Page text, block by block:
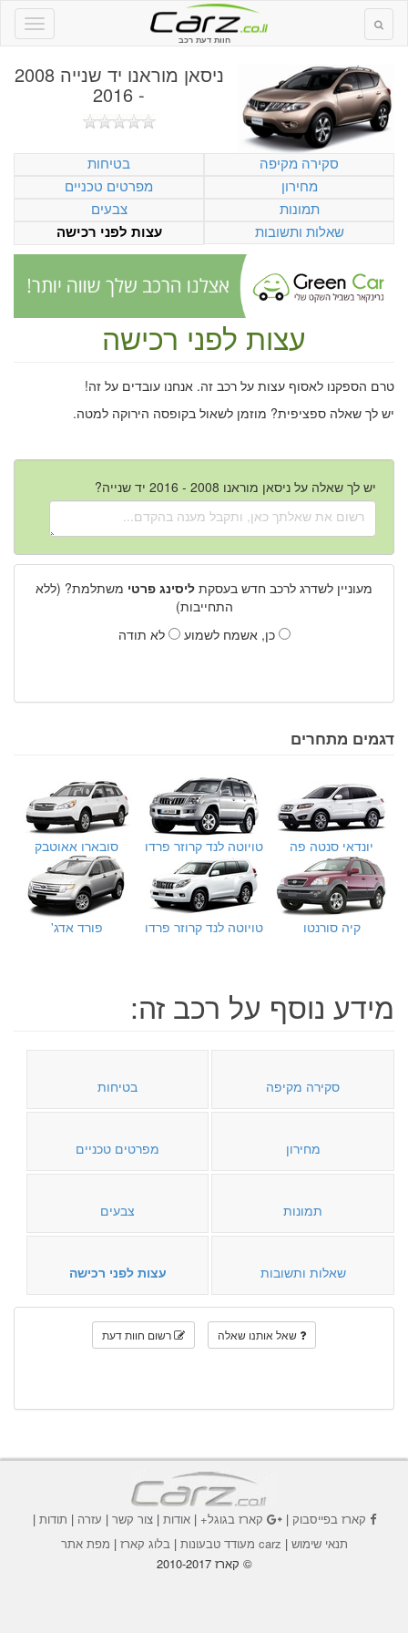
חוות דעת רכב
ניסאן מוראנו יד שנייה 2008
- 2016
סקירה מקיפה
בטיחות
מחירון
מפרטים טכניים
תמונות
צבעים
שאלות ותשובות
עצות לפני רכישה
עצות לפני רכישה
טרם הספקנו לאסוף עצות על רכב זה. אנחנו עובדים על זה!
יש לך שאלה ספציפית? מוזמן לשאול בקופסה הירוקה למטה.
יש לך שאלה על ניסאן מוראנו 2008 - 2016 יד שנייה?
מעוניין לשדרג לרכב חדש בעסקת ליסינג פרטי משתלמת? (ללא
התחייבות)
כן, אשמח לשמוע
לא תודה
דגמים מתחרים
יונדאי סנטה פה טויוטה לנד קרוזר פרדו סובארו אאוטבק
קיה סורנטו טויוטה לנד קרוזר פרדו פורד אדג'
מידע נוסף על רכב זה:
סקירה מקיפה בטיחות
מחירון מפרטים טכניים
תמונות צבעים
שאלות ותשובות עצות לפני רכישה
שאל אותנו שאלה רשום חוות דעת
קארז בפייסבוק| קארז בגוגל+|אודות |צור קשר | עזרה | תודות |
תנאי שימוש | carz מעודד טבעונות | בלוג קארז | מפת אתר
© קארז 2010-2017